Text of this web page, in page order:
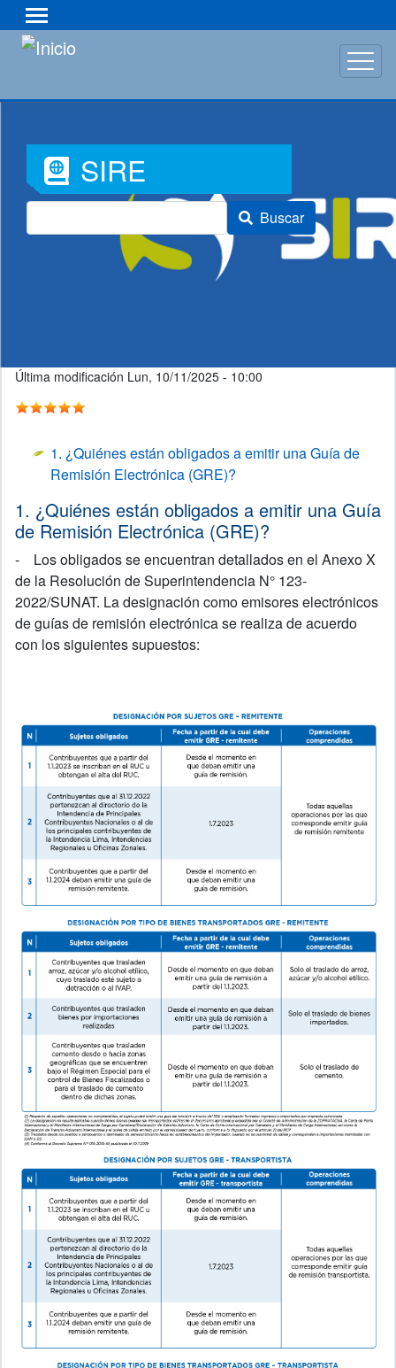
al
Font
Awesome
SIRE
Buscar
Última modificación Lun, 10/11/2025 - 10:00
1. ¿Quiénes están obligados a emitir una Guía de
Remisión Electrónica (GRE)?
1. ¿Quiénes están obligados a emitir una Guía
de Remisión Electrónica (GRE)?
- Los obligados se encuentran detallados en el Anexo X
de la Resolución de Superintendencia N° 123-
2022/SUNAT. La designación como emisores electrónicos
de guías de remisión electrónica se realiza de acuerdo
con los siguientes supuestos: